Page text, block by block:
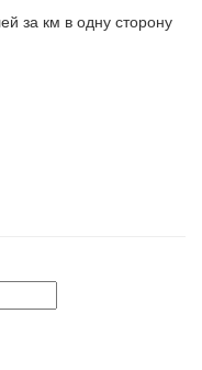
за км в одну сторону